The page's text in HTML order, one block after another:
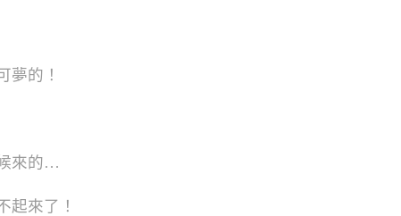
夢的！
來的…
起來了！